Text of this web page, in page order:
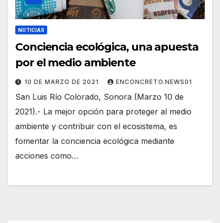
NOTICIAS
Conciencia ecológica, una apuesta
por el medio ambiente
10 DE MARZO DE 2021 ENCONCRETO.NEWS01
San Luis Río Colorado, Sonora (Marzo 10 de
2021).- La mejor opción para proteger al medio
ambiente y contribuir con el ecosistema, es
fomentar la conciencia ecológica mediante
acciones como…